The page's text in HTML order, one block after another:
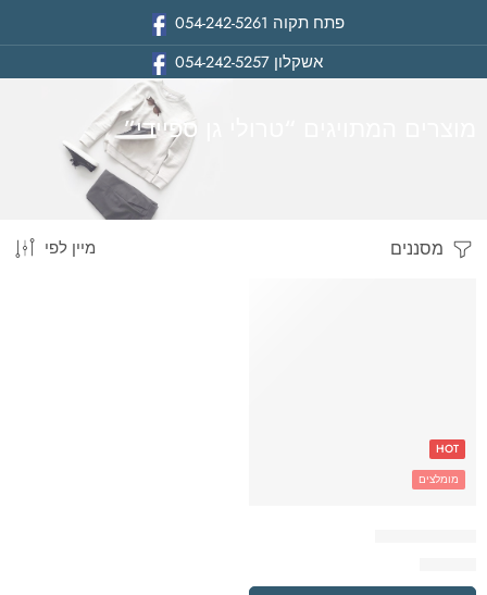
פתח תקוה 054-242-5261
אשקלון054-242-5257
מוצרים המתויגים “טרולי גן ספיידי”
ביתמסננים מיין לפי
HOT
מומלצים